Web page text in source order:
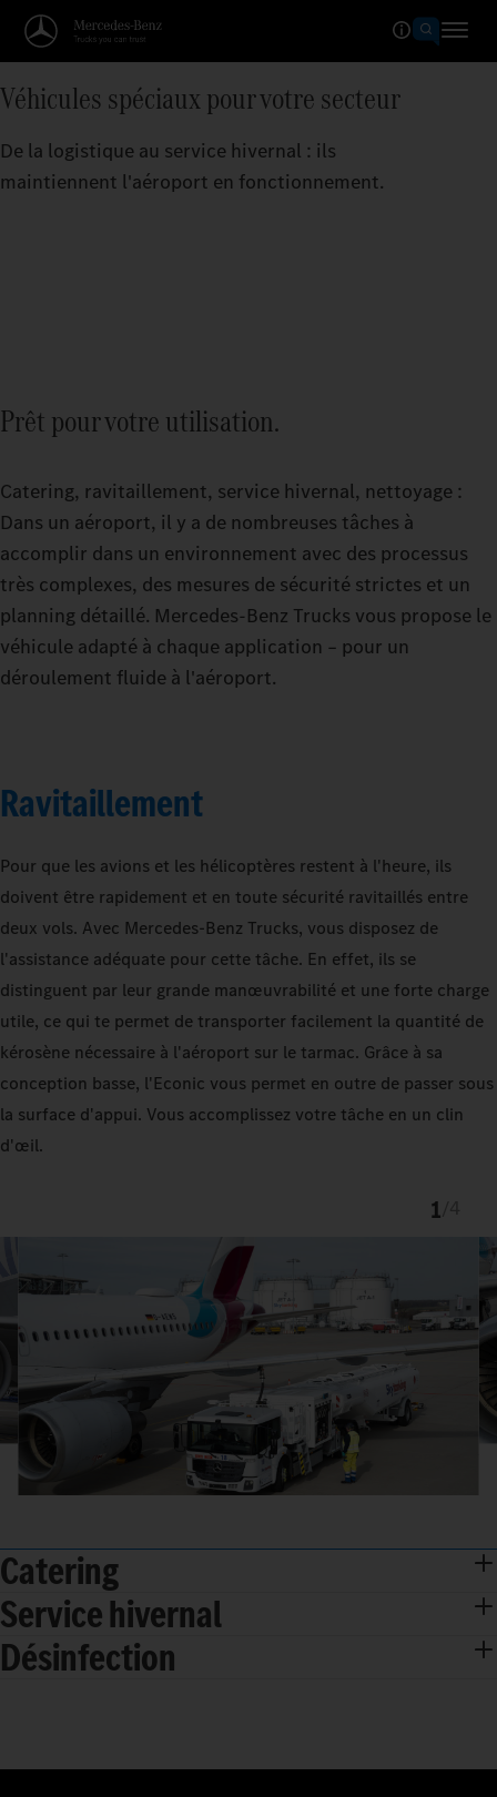
Véhicules spéciaux pour votre secteur
De la logistique au service hivernal : ils
maintiennent l'aéroport en fonctionnement.
Prêt pour votre utilisation.
Catering, ravitaillement, service hivernal, nettoyage :
Dans un aéroport, il y a de nombreuses tâches à
accomplir dans un environnement avec des processus
très complexes, des mesures de sécurité strictes et un
planning détaillé. Mercedes‑Benz Trucks vous propose le
véhicule adapté à chaque application – pour un
déroulement fluide à l'aéroport.
Ravitaillement
Pour que les avions et les hélicoptères restent à l'heure, ils
doivent être rapidement et en toute sécurité ravitaillés entre
deux vols. Avec Mercedes‑Benz Trucks, vous disposez de
l'assistance adéquate pour cette tâche. En effet, ils se
distinguent par leur grande manœuvrabilité et une forte charge
utile, ce qui te permet de transporter facilement la quantité de
kérosène nécessaire à l'aéroport sur le tarmac. Grâce à sa
conception basse, l'Econic vous permet en outre de passer sous
la surface d'appui. Vous accomplissez votre tâche en un clin
d'œil.
1
Catering
Service hivernal
Désinfection